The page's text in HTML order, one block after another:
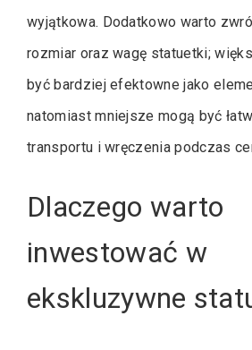
wyjątkowa. Dodatkowo warto
rozmiar oraz wagę statuetki;
być bardziej efektowne jako
natomiast mniejsze mogą być
transportu i wręczenia podczas
Dlaczego warto
inwestować w
ekskluzywne